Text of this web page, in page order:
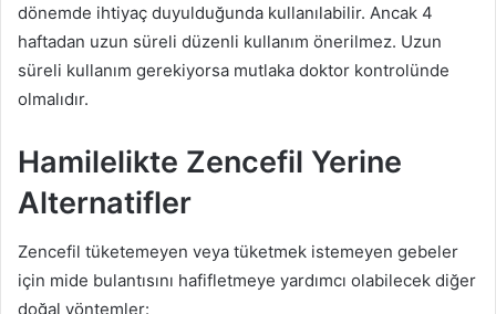
dönemde ihtiyaç duyulduğunda kullanılabilir. Ancak 4
haftadan uzun süreli düzenli kullanım önerilmez. Uzun
süreli kullanım gerekiyorsa mutlaka doktor kontrolünde
olmalıdır.
Hamilelikte Zencefil Yerine
Alternatifler
Zencefil tüketemeyen veya tüketmek istemeyen gebeler
için mide bulantısını hafifletmeye yardımcı olabilecek diğer
doğal yöntemler: